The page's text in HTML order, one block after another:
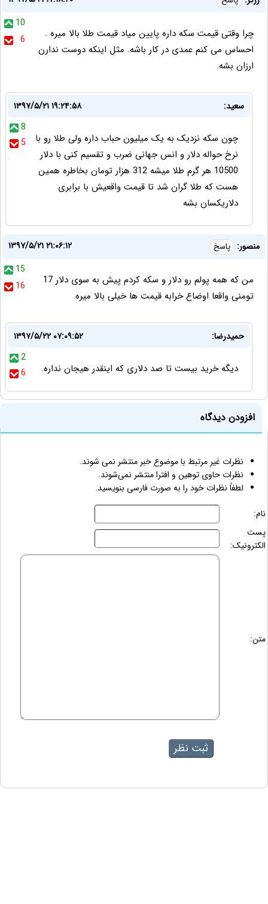
10
6
چرا وقتی قیمت سکه داره پایین میاد قیمت طلا بالا میره .
احساس می کنم عمدی در کار باشه. مثل اینکه دوست ندارن
ارزان بشه.
سعید:
۱۳۹۷/۵/۲۱ ۱۹:۲۴:۵۸
8
5
چون سکه نزدیک به یک میلیون حباب داره ولی طلا رو با
نرخ حواله دلار و انس جهانی ضرب و تقسیم کنی با دلار
10500 هر گرم طلا میشه 312 هزار تومان بخاطره همین
هست که طلا گران شد تا قیمت واقعیش با برابری
دلاریکسان بشه
منصور: پاسخ
۱۳۹۷/۵/۲۱ ۲۱:۰۶:۱۲
15
16
من که همه پولم رو دلار و سکه کردم پیش به سوی دلار 17
تومنی واقعا اوضاع خرابه قیمت ها خیلی بالا میره
حمیدرضا:
۱۳۹۷/۵/۲۲ ۰۷:۰۹:۵۲
2
6
دیگه خرید بیست تا صد دلاری که اینقدر هیجان نداره.
افزودن دیدگاه
نظرات غیر مرتبط با موضوع خبر منتشر نمی شوند.
نظرات حاوی توهین و افترا منتشر نمی‌شوند.
لطفاً نظرات خود را به صورت فارسی بنویسید.
نام:
پست
الکترونیک:
متن: